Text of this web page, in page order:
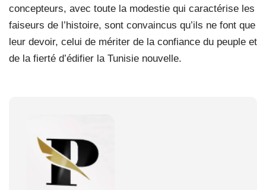
concepteurs, avec toute la modestie qui caractérise les
faiseurs de l’histoire, sont convaincus qu’ils ne font que
leur devoir, celui de mériter de la confiance du peuple et
de la fierté d’édifier la Tunisie nouvelle.